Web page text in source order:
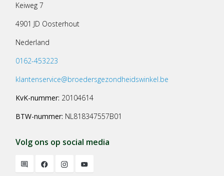
Keiweg 7
4901 JD Oosterhout
Nederland
0162-453223
klantenservice@broedersgezondheidswinkel.be
KvK-nummer: 20104614
BTW-nummer: NL818347557B01
Volg ons op social media